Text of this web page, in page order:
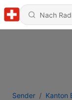
Sender Kanton